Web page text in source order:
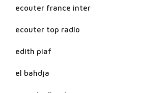
ecouter france inter
ecouter top radio
edith piaf
el bahdja